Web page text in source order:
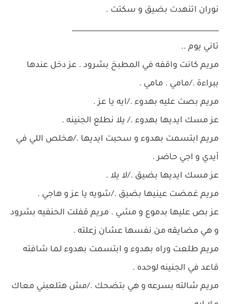
نوران اتنهدت بضيق و سكتت .
_________________________________________
تاني يوم ..
مريم كانت واقفه في المطبخ بشرود . عز دخل عندها
ببراءة ./مامي . مامي .
مريم بصت عليه بهدوء ./ايه يا عز .
عز مسك ايديها بهدوء ./ يلا نطلع الجنينه .
مريم ابتسمت بهدوء و سحبت ايديها ./هخلص اللي في
أيدي و اجي حاضر .
عز مسك ايديها بضيق ./لا يلا .
مريم غمضت عينيها بضيق ./شويه يا عز و هاجي .
عز بص عليها بدموع و مشي . مريم قفلت الحنفيه بشرود
و هي مضايقه من نفسها عشان زعلته .
مريم طلعت وراه بهدوء و ابتسمت بهدوء لما شافته
قاعد في الجنينه لوحده .
مريم شالته بسرعه و هي بتضحك ./مش هتلعبني معاك